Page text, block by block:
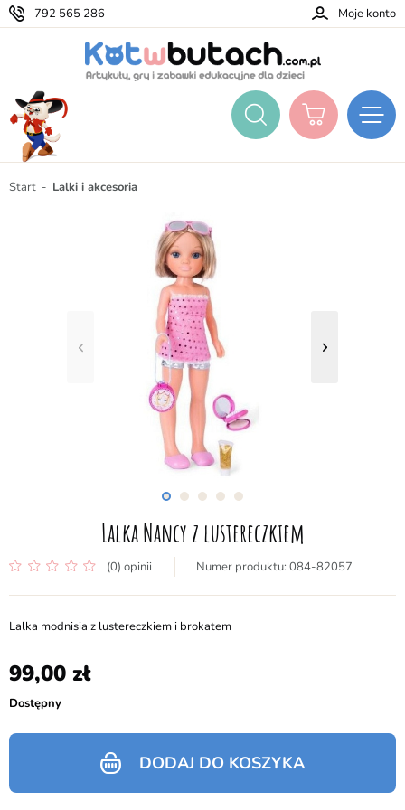
792 565 286 Moje konto
Start Lalki i akcesoria
Lalka Nancy z lustereczkiem
(0) opinii 084-82057
Lalka modnisia z lustereczkiem i brokatem
99,00
Dostępny
DODAJ DO KOSZYKA